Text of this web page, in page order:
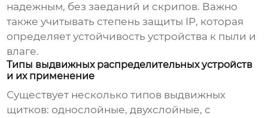
надежным, без заеданий и скрипов. Важно
также учитывать степень защиты IP, которая
определяет устойчивость устройства к пыли и
влаге.
Типы выдвижных распределительных устройств
и их применение
Существует несколько типов выдвижных
щитков: однослойные, двухслойные, с